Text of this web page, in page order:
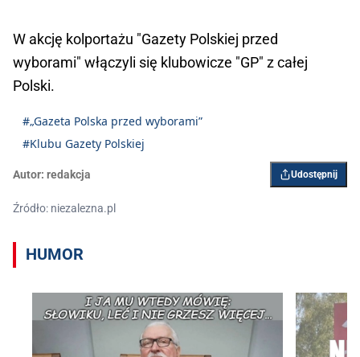
W akcję kolportażu "Gazety Polskiej przed
wyborami" włączyli się klubowicze "GP" z całej
Polski.
#„Gazeta Polska przed wyborami”
#Klubu Gazety Polskiej
Autor: redakcja Udostępnij
Źródło: niezalezna.pl
HUMOR